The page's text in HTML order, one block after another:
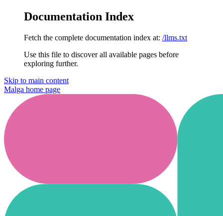
Documentation Index
Fetch the complete documentation index at: /llms.txt
Use this file to discover all available pages before
exploring further.
Skip to main content
Malga home page